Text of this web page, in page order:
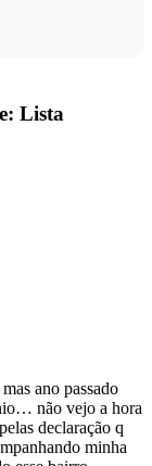
Lista
ano passado
não vejo a hora
declaração q
minha